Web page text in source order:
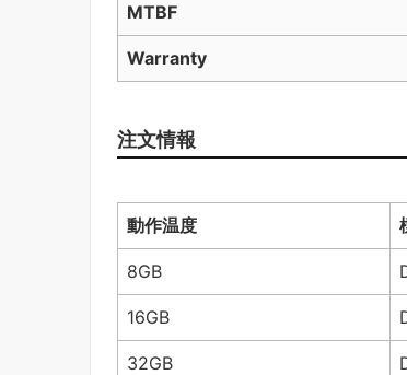
MTBF
Warranty
注文情報
動作温度
8GB
16GB
32GB